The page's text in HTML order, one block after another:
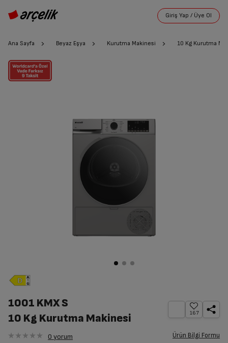
Ana Sayfa Beyaz Eşya Kurutma Makinesi 10 Kg Kurutma
1001 KMX S
10 Kg Kurutma Makinesi
167
0 yorum Ürün Bilgi Formu